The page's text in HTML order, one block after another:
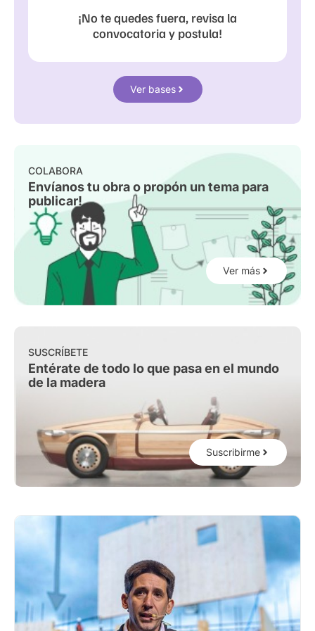
¡No te quedes fuera, revisa la
convocatoria y postula!
Ver bases
COLABORA
Envíanos tu obra o propón un tema para
publicar!
Ver más
SUSCRÍBETE
Entérate de todo lo que pasa en el mundo
de la madera
Suscribirme